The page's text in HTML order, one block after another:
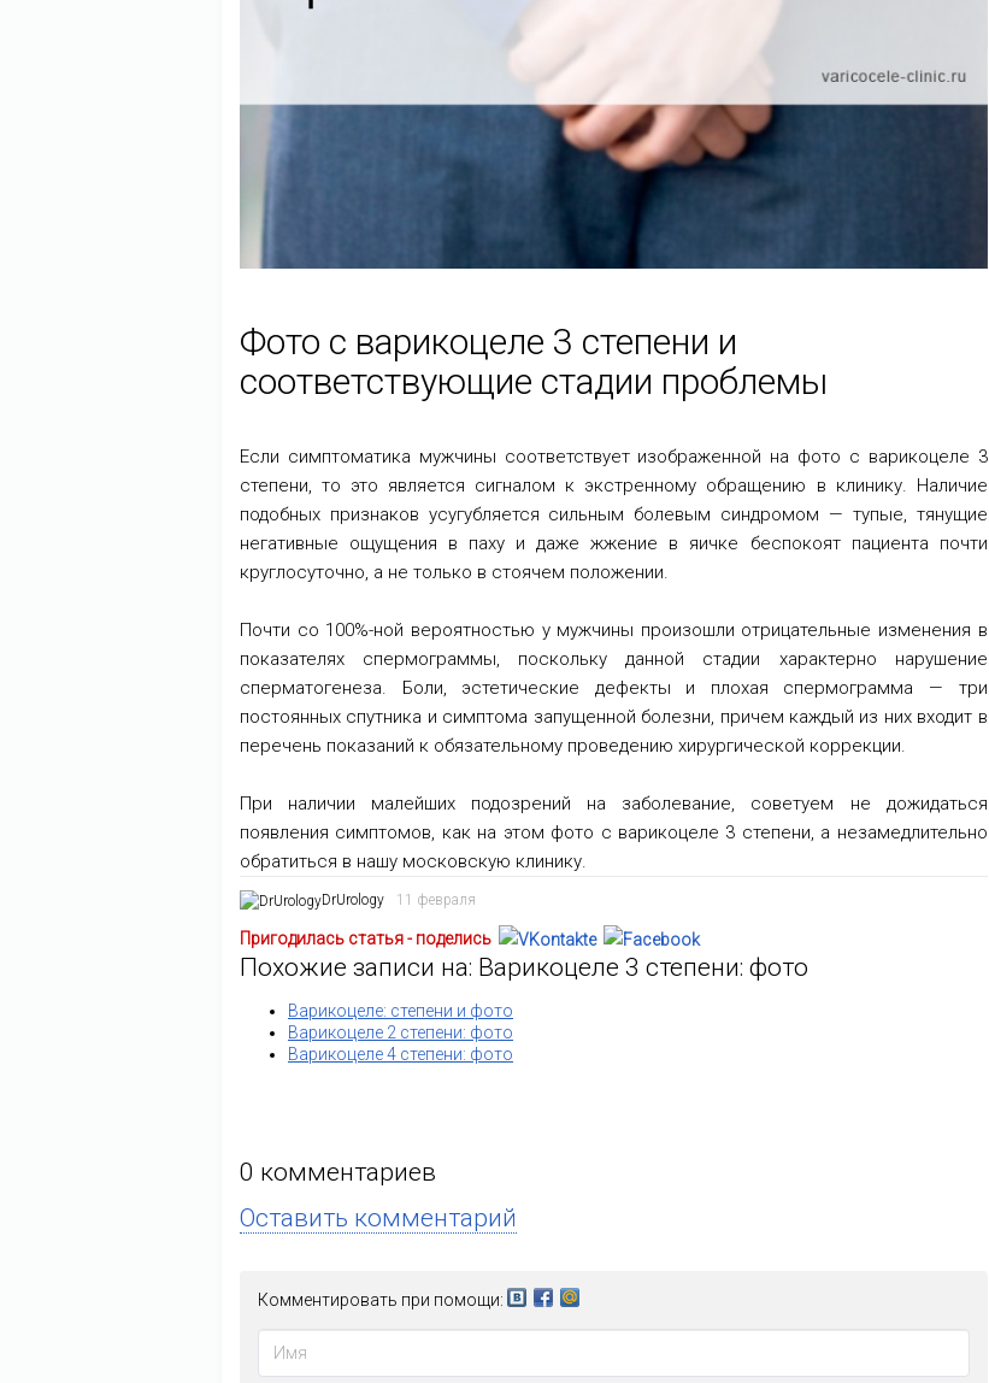
Фото с варикоцеле 3 степени и
соответствующие стадии проблемы
Если симптоматика мужчины соответствует изображенной на фото с варикоцеле 3
степени, то это является сигналом к экстренному обращению в клинику. Наличие
подобных признаков усугубляется сильным болевым синдромом — тупые, тянущие
негативные ощущения в паху и даже жжение в яичке беспокоят пациента почти
круглосуточно, а не только в стоячем положении.
Почти со 100%-ной вероятностью у мужчины произошли отрицательные изменения в
показателях спермограммы, поскольку данной стадии характерно нарушение
сперматогенеза. Боли, эстетические дефекты и плохая спермограмма — три
постоянных спутника и симптома запущенной болезни, причем каждый из них входит в
перечень показаний к обязательному проведению хирургической коррекции.
При наличии малейших подозрений на заболевание, советуем не дожидаться
появления симптомов, как на этом фото с варикоцеле 3 степени, а незамедлительно
обратиться в нашу московскую клинику.
DrUrology 11 февраля
Пригодилась статья - поделись
Похожие записи на: Варикоцеле 3 степени: фото
Варикоцеле: степени и фото
Варикоцеле 2 степени: фото
Варикоцеле 4 степени: фото
0 комментариев
Оставить комментарий
Комментировать при помощи: